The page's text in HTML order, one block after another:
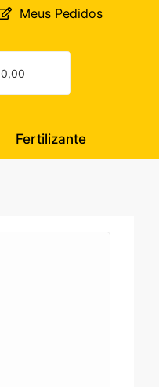
Meus Pedidos
0,00
Fertilizante